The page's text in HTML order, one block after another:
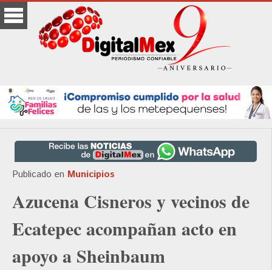
Publicado en Municipios
Azucena Cisneros y vecinos de
Ecatepec acompañan acto en
apoyo a Sheinbaum